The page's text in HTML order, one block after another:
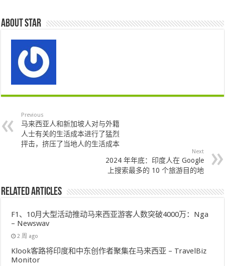
About star
Previous
马来西亚人和新加坡人对与外籍
人士有关的生活成本进行了猛烈
抨击，挤压了当地人的生活成本
Next
2024 年年底：印度人在 Google
上搜索最多的 10 个旅游目的地
Related Articles
F1、10月大型活动推动马来西亚游客人数突破4000万：Nga
– Newswav
2 周 ago
Klook客路将印度和中东创作者聚集在马来西亚 – TravelBiz
Monitor